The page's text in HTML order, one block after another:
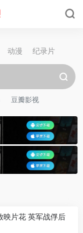
动漫 纪录片
豆瓣影视
映片花 英军战俘后